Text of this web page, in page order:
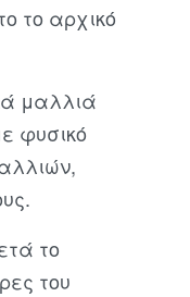
το αρχικό
μαλλιά
φυσικό
το
του